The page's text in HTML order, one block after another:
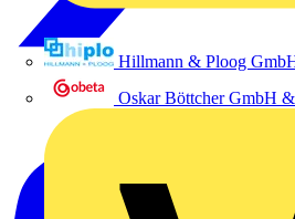
Hillmann & Ploog
Oskar Böttcher GmbH